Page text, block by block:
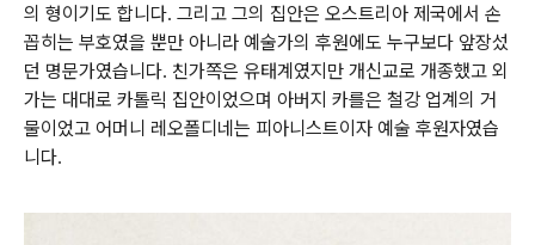
의 형이기도 합니다. 그리고 그의 집안은 오스트리아 제국에서 손
꼽히는 부호였을 뿐만 아니라 예술가의 후원에도 누구보다 앞장섰
던 명문가였습니다. 친가쪽은 유태계였지만 개신교로 개종했고 외
가는 대대로 카톨릭 집안이었으며 아버지 카를은 철강 업계의 거
물이었고 어머니 레오폴디네는 피아니스트이자 예술 후원자였습
니다.